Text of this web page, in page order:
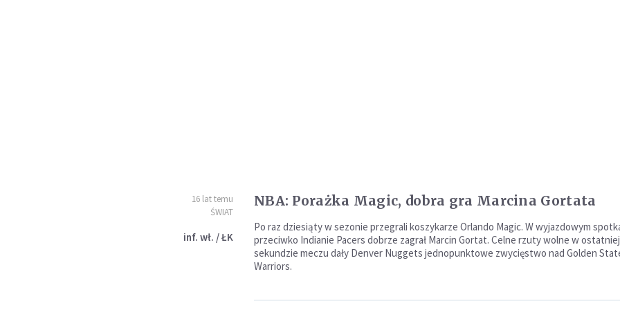
16 lat temu
ŚWIAT
inf. wł. / ŁK
NBA: Porażka Magic, dobra gra Marcina Gortata
Po raz dziesiąty w sezonie przegrali koszykarze Orlando Magic. W wyjazdowym
przeciwko Indianie Pacers dobrze zagrał Marcin Gortat. Celne rzuty wolne w ostatniej
sekundzie meczu dały Denver Nuggets jednopunktowe zwycięstwo nad Golden
Warriors.